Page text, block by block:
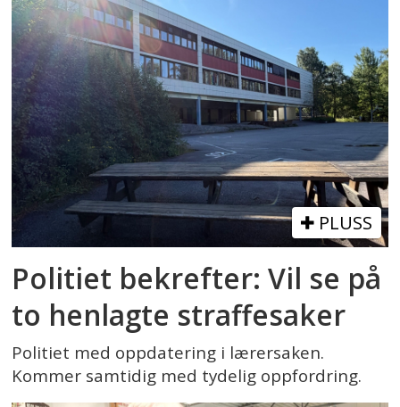
PLUSS
Politiet bekrefter: Vil se på
to henlagte straffesaker
Politiet med oppdatering i lærersaken.
Kommer samtidig med tydelig oppfordring.